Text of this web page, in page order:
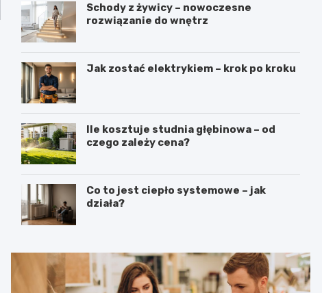
Schody z żywicy – nowoczesne
rozwiązanie do wnętrz
Jak zostać elektrykiem – krok po kroku
Ile kosztuje studnia głębinowa – od
czego zależy cena?
Co to jest ciepło systemowe – jak
działa?